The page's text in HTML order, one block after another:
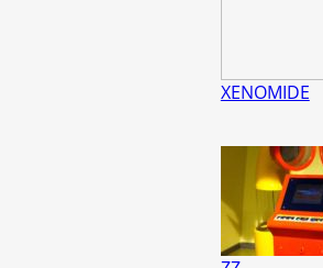
XENOMIDE